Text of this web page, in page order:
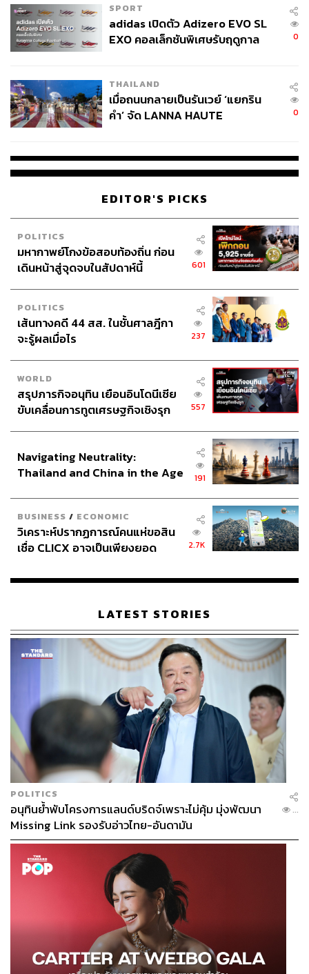
SPORT
adidas เปิดตัว Adizero EVO SL
EXO คอลเล็กชันพิเศษรับฤดูกาล
0
THAILAND
เมื่อถนนกลายเป็นรันเวย์ ‘แยกริน
คำ’ จัด LANNA HAUTE
0
EDITOR'S PICKS
POLITICS
มหากาพย์โกงข้อสอบท้องถิ่น ก่อน
เดินหน้าสู่จุดจบในสัปดาห์นี้
601
POLITICS
เส้นทางคดี 44 สส. ในชั้นศาลฎีกา
จะรู้ผลเมื่อไร
237
WORLD
สรุปภารกิจอนุทิน เยือนอินโดนีเซีย
ขับเคลื่อนการทูตเศรษฐกิจเชิงรุก
557
Navigating Neutrality:
Thailand and China in the Age
191
BUSINESS / ECONOMIC
วิเคราะห์ปรากฏการณ์คนแห่ขอสิน
เชื่อ CLICX อาจเป็นเพียงยอด
เรือนไทยที่ถูกซุกไว้
2.7K
LATEST STORIES
POLITICS
อนุทินย้ำพับโครงการแลนด์บริดจ์เพราะไม่คุ้ม มุ่งพัฒนา
Missing Link รองรับอ่าวไทย-อันดามัน
...